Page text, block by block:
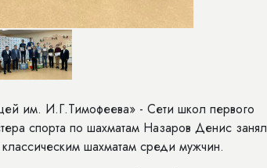
им. И.Г.Тимофеева» - Сети школ первого
спорта по шахматам Назаров Денис занял
шахматам среди мужчин.